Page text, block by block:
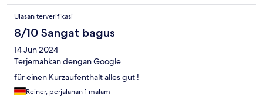
Ulasan terverifikasi
8/10 Sangat bagus
14 Jun 2024
Terjemahkan dengan Google
für einen Kurzaufenthalt alles gut !
Reiner, perjalanan 1 malam